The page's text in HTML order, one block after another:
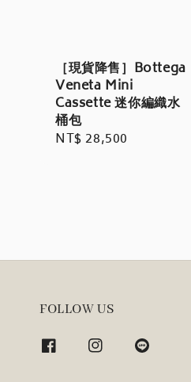
［現貨降售］Bottega
Veneta Mini
Cassette 迷你編織水
桶包
Regular
NT$ 28,500
FOLLOW US